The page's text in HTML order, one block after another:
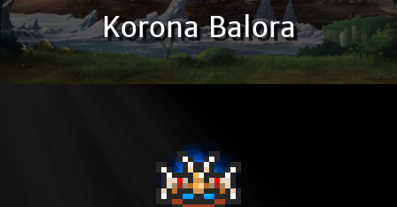
Korona Balora